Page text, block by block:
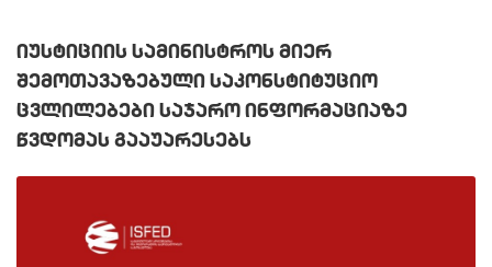
იუსტიციის სამინისტროს მიერ
შემოთავაზებული საკონსტიტუციო
ცვლილებები საჯარო ინფორმაციაზე
წვდომას გააუარესებს